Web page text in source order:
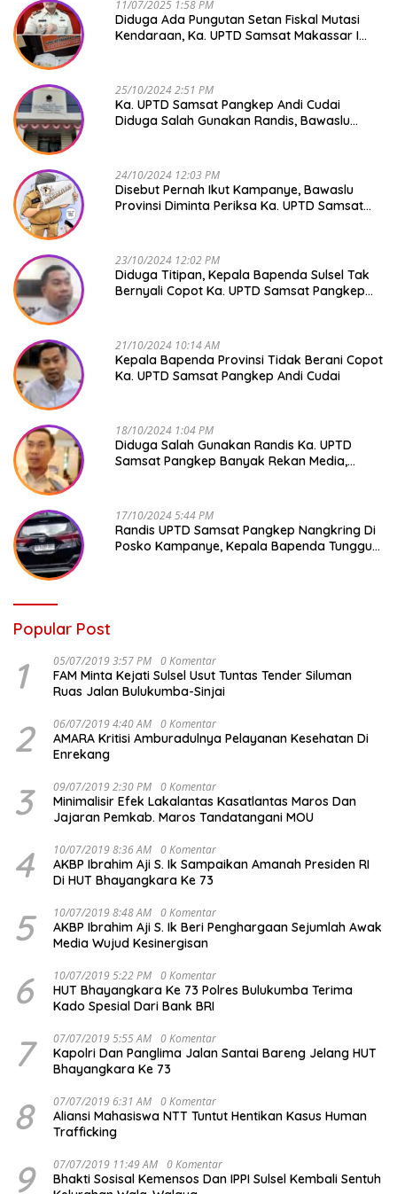
11/07/2025 1:58 PM
Diduga Ada Pungutan Setan Fiskal Mutasi
Kendaraan, Ka. UPTD Samsat Makassar I
25/10/2024 2:51 PM
Ka. UPTD Samsat Pangkep Andi Cudai
Diduga Salah Gunakan Randis, Bawaslu
24/10/2024 12:03 PM
Disebut Pernah Ikut Kampanye, Bawaslu
Provinsi Diminta Periksa Ka. UPTD Samsat
23/10/2024 12:02 PM
Diduga Titipan, Kepala Bapenda Sulsel Tak
Bernyali Copot Ka. UPTD Samsat Pangkep
21/10/2024 10:14 AM
Kepala Bapenda Provinsi Tidak Berani Copot
Ka. UPTD Samsat Pangkep Andi Cudai
18/10/2024 1:04 PM
Diduga Salah Gunakan Randis Ka. UPTD
Samsat Pangkep Banyak Rekan Media,
17/10/2024 5:44 PM
Randis UPTD Samsat Pangkep Nangkring Di
Posko Kampanye, Kepala Bapenda Tunggu
Popular Post
1 05/07/2019 3:57 PM 0 Komentar
FAM Minta Kejati Sulsel Usut Tuntas Tender Siluman
Ruas Jalan Bulukumba-Sinjai
2 06/07/2019 4:40 AM 0 Komentar
AMARA Kritisi Amburadulnya Pelayanan Kesehatan Di
Enrekang
3 09/07/2019 2:30 PM 0 Komentar
Minimalisir Efek Lakalantas Kasatlantas Maros Dan
Jajaran Pemkab. Maros Tandatangani MOU
4 10/07/2019 8:36 AM 0 Komentar
AKBP Ibrahim Aji S. Ik Sampaikan Amanah Presiden RI
Di HUT Bhayangkara Ke 73
5 10/07/2019 8:48 AM 0 Komentar
AKBP Ibrahim Aji S. Ik Beri Penghargaan Sejumlah Awak
Media Wujud Kesinergisan
6 10/07/2019 5:22 PM 0 Komentar
HUT Bhayangkara Ke 73 Polres Bulukumba Terima
Kado Spesial Dari Bank BRI
7 07/07/2019 5:55 AM 0 Komentar
Kapolri Dan Panglima Jalan Santai Bareng Jelang HUT
Bhayangkara Ke 73
8 07/07/2019 6:31 AM 0 Komentar
Aliansi Mahasiswa NTT Tuntut Hentikan Kasus Human
Trafficking
9 07/07/2019 11:49 AM 0 Komentar
Bhakti Sosisal Kemensos Dan IPPI Sulsel Kembali Sentuh